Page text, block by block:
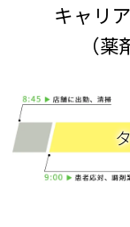
キャリ
（